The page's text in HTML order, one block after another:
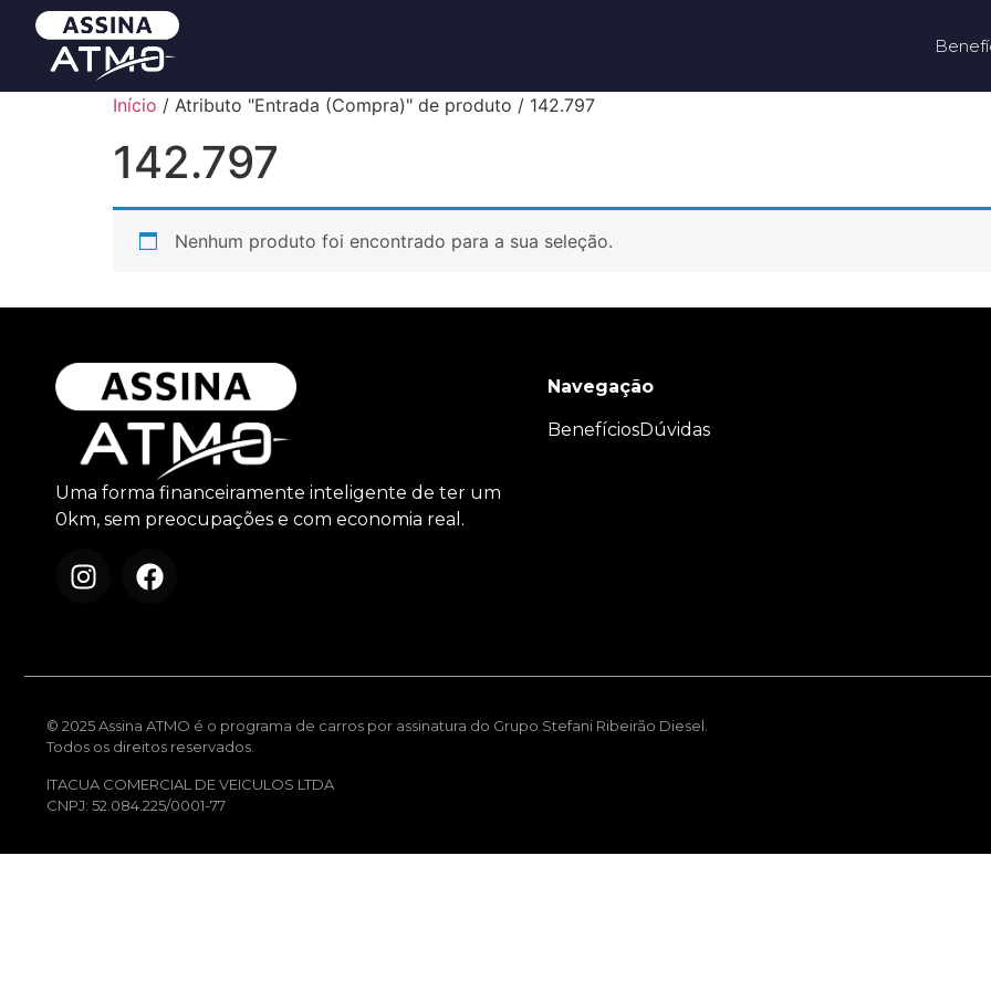
Início / Atributo "Entrada (Compra)" de produto / 142.797
142.797
Nenhum produto foi encontrado para a sua seleção.
Uma forma financeiramente inteligente de ter um
0km, sem preocupações e com economia real.
Navegação
BenefíciosDúvidas
© 2025 Assina ATMO é o programa de carros por assinatura do Grupo Stefani Ribeirão Diesel.
Todos os direitos reservados.
ITACUA COMERCIAL DE VEICULOS LTDA
CNPJ: 52.084.225/0001-77